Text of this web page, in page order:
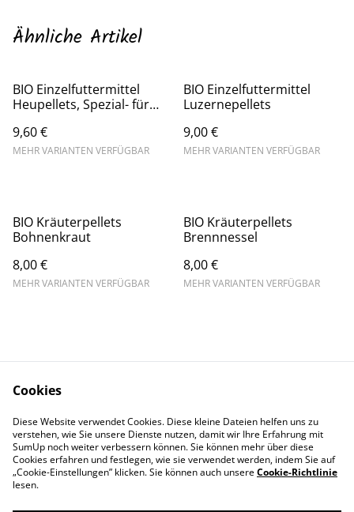
Ähnliche Artikel
BIO Einzelfuttermittel
Heupellets, Spezial- für
Pferde
9,60 €
MEHR VARIANTEN VERFÜGBAR
BIO Einzelfuttermittel
Luzernepellets
9,00 €
MEHR VARIANTEN VERFÜGBAR
BIO Kräuterpellets
Bohnenkraut
8,00 €
MEHR VARIANTEN VERFÜGBAR
BIO Kräuterpellets
Brennnessel
8,00 €
MEHR VARIANTEN VERFÜGBAR
Datenschutz
Cookie-Richtlinie
Impressum
Cookies
Diese Website verwendet Cookies. Diese kleine Dateien helfen uns zu
verstehen, wie Sie unsere Dienste nutzen, damit wir Ihre Erfahrung mit
SumUp noch weiter verbessern können. Sie können mehr über diese
Cookies erfahren und festlegen, wie sie verwendet werden, indem Sie auf
„Cookie-Einstellungen” klicken. Sie können auch unsereCookie-Richtlinie
lesen.